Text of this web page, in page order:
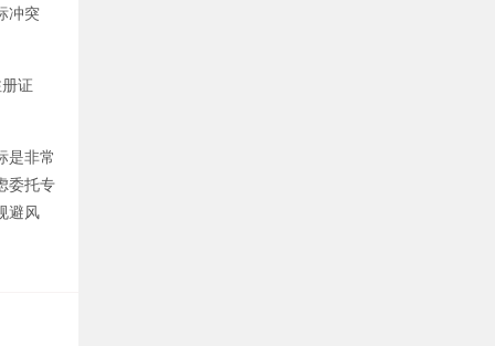
冲突
证
是非常
委托专
避风